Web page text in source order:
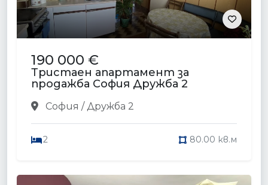
190 000 €
Тристаен апартамент за
продажба София Дружба 2
София / Дружба 2
2 80.00 кв.м